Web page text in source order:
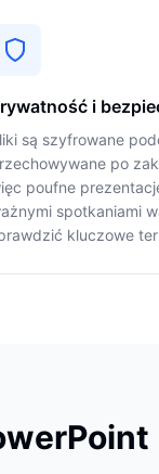
i
są szyfrowane
po
poufne
spotkaniami
kluczowe